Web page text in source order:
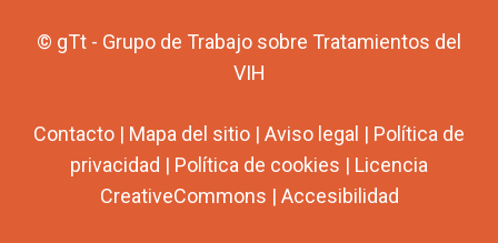
© gTt - Grupo de Trabajo sobre Tratamientos del
VIH
Contacto | Mapa del sitio | Aviso legal | Política de
privacidad | Política de cookies | Licencia
CreativeCommons | Accesibilidad